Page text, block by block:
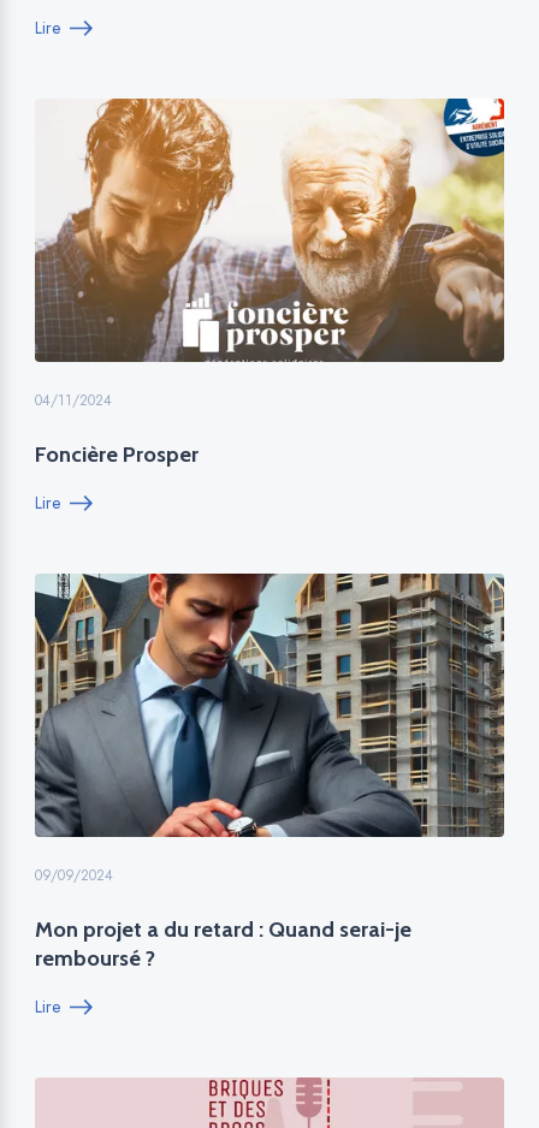
Lire
04/11/2024
Foncière Prosper
Lire
09/09/2024
Mon projet a du retard : Quand serai-je
remboursé ?
Lire